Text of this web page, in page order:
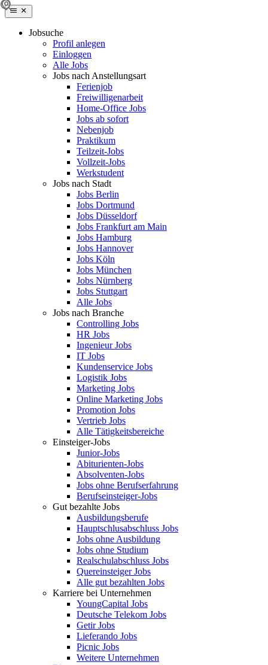
Jobsuche
Profil anlegen
Einloggen
Alle Jobs
Jobs nach Anstellungsart
Ferienjob
Freiwilligenarbeit
Home-Office Jobs
Jobs ab sofort
Nebenjob
Praktikum
Teilzeit-Jobs
Vollzeit-Jobs
Werkstudent
Jobs nach Stadt
Jobs Berlin
Jobs Dortmund
Jobs Düsseldorf
Jobs Frankfurt am Main
Jobs Hamburg
Jobs Hannover
Jobs Köln
Jobs München
Jobs Nürnberg
Jobs Stuttgart
Alle Jobs
Jobs nach Branche
Controlling Jobs
HR Jobs
Ingenieur Jobs
IT Jobs
Kundenservice Jobs
Logistik Jobs
Marketing Jobs
Online Marketing Jobs
Promotion Jobs
Vertrieb Jobs
Alle Tätigkeitsbereiche
Einsteiger-Jobs
Junior-Jobs
Abiturienten-Jobs
Absolventen-Jobs
Jobs ohne Berufserfahrung
Berufseinsteiger-Jobs
Gut bezahlte Jobs
Ausbildungsberufe
Hauptschlusabschluss Jobs
Jobs ohne Ausbildung
Jobs ohne Studium
Realschulabschluss Jobs
Quereinsteiger Jobs
Alle gut bezahlten Jobs
Karriere bei Unternehmen
YoungCapital Jobs
Deutsche Telekom Jobs
Getir Jobs
Lieferando Jobs
Picnic Jobs
Weitere Unternehmen